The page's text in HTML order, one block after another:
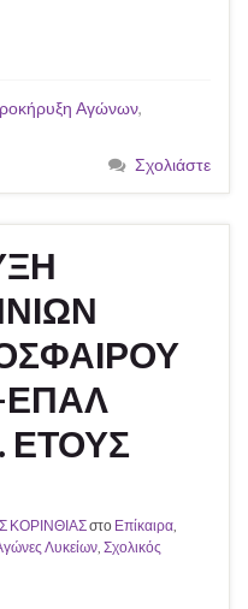
Αγώνων,
Σχολιάστε
ΕΠΑΛ
ΕΤΟΥΣ
ΚΟΡΙΝΘΙΑΣστο Επίκαιρα
Λυκείων Σχολικός